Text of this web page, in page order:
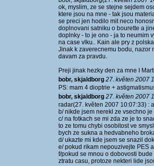
ok, myslim, ze se stejne sejdem
ktere jsou na mne - tak jsou
se preci jen hodilo mit neco
doplnovani satniku o bourette a
doplnky - to je ono - ja to neumim
na case vlku.. Kain ale pry z
Jinak k zaverecnemu bodu, nazor
davam za pravdu.
Preji jinak hezky den za mne I
bobr, skjaldborg 27. květen 2007
PS: mam 4 dioptrie +
bobr, skjaldborg 27. květen 2007
radar(27. květen 2007 10:07:33) :
b/ nikde jsem nerekl ze vsechno
c/ na fotkach se mi zda ze je to
to ze tomu chybi osobitost ve
bych ze sukna a hedvabneho
d/ ukazte mi kde jsem se snazil
e/ pokud rikam nepouzivejte PES
f/pokud se mnou o dobovosti
ztratu casu, protoze nekteri lide